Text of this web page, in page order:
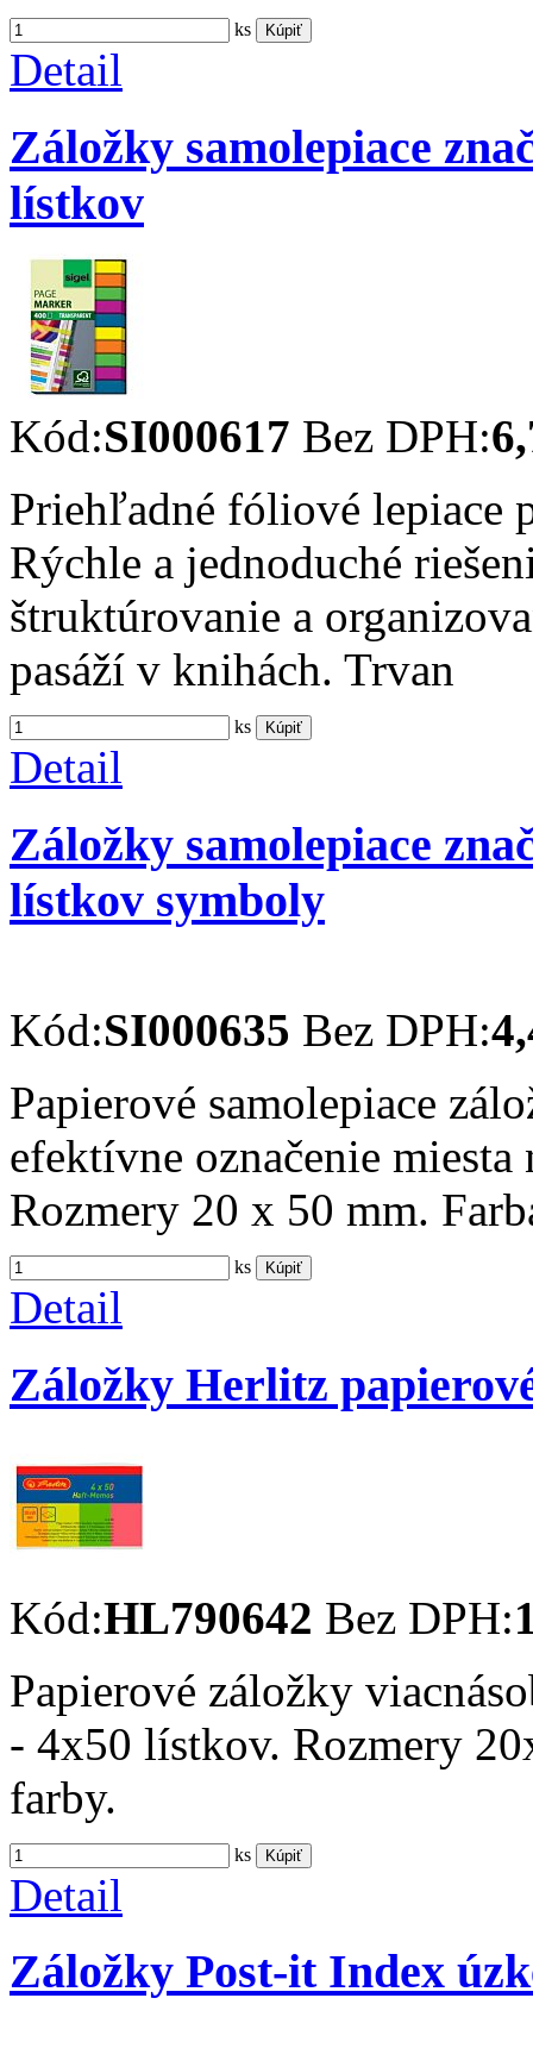
ks Kúpiť
Detail
Záložky samolepiace
lístkov
Kód:SI000617 Bez DPH:
Priehľadné fóliové lepiace
Rýchle a jednoduché
štruktúrovanie a
pasáží v knihách. Trvan
ks Kúpiť
Detail
Záložky samolepiace
lístkov symboly
Kód:SI000635 Bez DPH:
Papierové samolepiace
efektívne označenie
Rozmery 20 x 50 mm.
ks Kúpiť
Detail
Záložky Herlitz
Kód:HL790642 Bez DPH:
Papierové záložky
- 4x50 lístkov. Rozmery
farby.
ks Kúpiť
Detail
Záložky Post-it Index